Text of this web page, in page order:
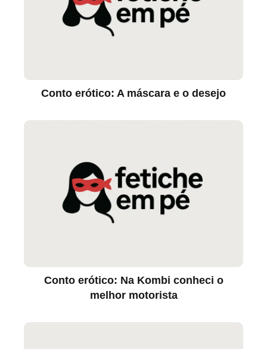
Conto erótico: A máscara e o desejo
Conto erótico: Na Kombi conheci o
melhor motorista